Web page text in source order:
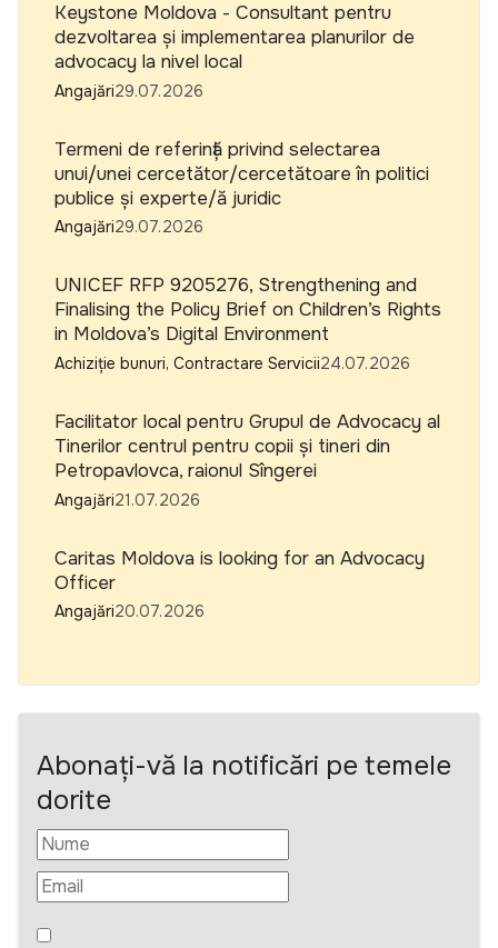
Keystone Moldova - Consultant pentru
dezvoltarea și implementarea planurilor de
advocacy la nivel local
Angajări29.07.2026
Termeni de referință privind selectarea
unui/unei cercetător/cercetătoare în politici
publice și experte/ă juridic
Angajări29.07.2026
UNICEF RFP 9205276, Strengthening and
Finalising the Policy Brief on Children’s Rights
in Moldova’s Digital Environment
Achiziție bunuri, Contractare Servicii24.07.2026
Facilitator local pentru Grupul de Advocacy al
Tinerilor centrul pentru copii și tineri din
Petropavlovca, raionul Sîngerei
Angajări21.07.2026
Caritas Moldova is looking for an Advocacy
Officer
Angajări20.07.2026
Abonați-vă la notificări pe temele
dorite